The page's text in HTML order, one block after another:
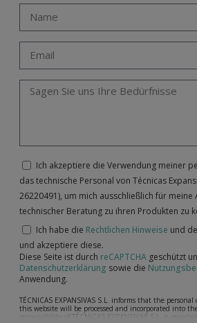
Ich akzeptiere die Verwendung meiner
das technische Personal von Técnicas
26220491), um mich ausschließlich für
technischer Beratung zu ihren Produkten zu
Ich habe die Rechtlichen Hinweise und
und akzeptiere diese.
Diese Seite ist durch reCAPTCHA geschützt
Datenschutzerklärung sowie die
Anwendung.
TÉCNICAS EXPANSIVAS S.L. informs that the
this website will be processed and incorporated into
responsibility of TÉCNICAS EXPANSIVAS S.L, is